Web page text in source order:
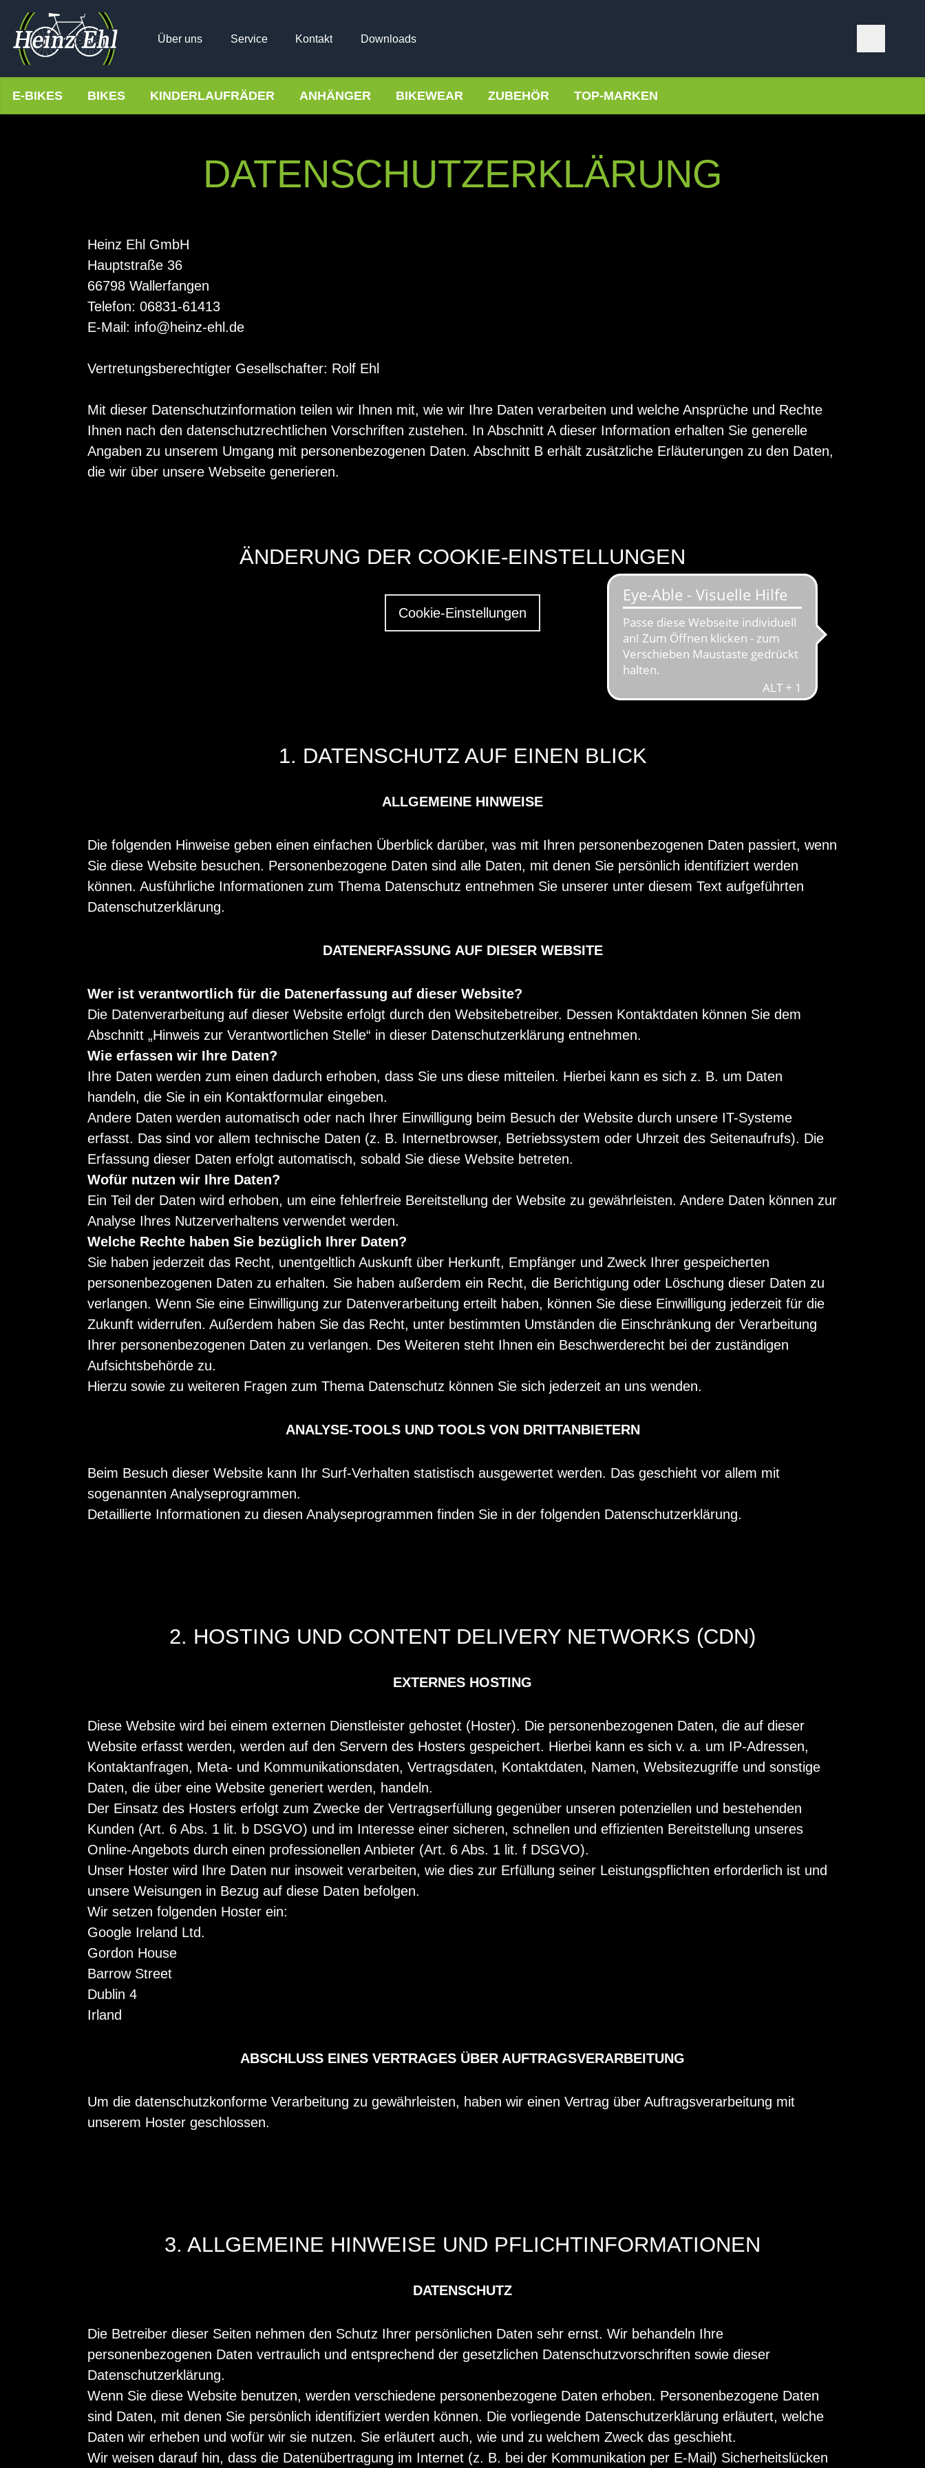
Über uns Service Kontakt Downloads
E-BIKES BIKES KINDERLAUFRÄDER ANHÄNGER BIKEWEAR ZUBEHÖR TOP-MARKEN
DATENSCHUTZ­ERKLÄRUNG
Heinz Ehl GmbH
Hauptstraße 36
66798 Wallerfangen
Telefon: 06831-61413
E-Mail: info@heinz-ehl.de
Vertretungsberechtigter Gesellschafter: Rolf Ehl
Mit dieser Datenschutzinformation teilen wir Ihnen mit, wie wir Ihre Daten verarbeiten und welche Ansprüche und Rechte
Ihnen nach den datenschutzrechtlichen Vorschriften zustehen. In Abschnitt A dieser Information erhalten Sie generelle
Angaben zu unserem Umgang mit personenbezogenen Daten. Abschnitt B erhält zusätzliche Erläuterungen zu den Daten,
die wir über unsere Webseite generieren.
ÄNDERUNG DER COOKIE-EINSTELLUNGEN
Cookie-Einstellungen
1. DATENSCHUTZ AUF EINEN BLICK
ALLGEMEINE HINWEISE
Die folgenden Hinweise geben einen einfachen Überblick darüber, was mit Ihren personenbezogenen Daten passiert, wenn
Sie diese Website besuchen. Personenbezogene Daten sind alle Daten, mit denen Sie persönlich identifiziert werden
können. Ausführliche Informationen zum Thema Datenschutz entnehmen Sie unserer unter diesem Text aufgeführten
Datenschutzerklärung.
DATENERFASSUNG AUF DIESER WEBSITE
Wer ist verantwortlich für die Datenerfassung auf dieser Website?
Die Datenverarbeitung auf dieser Website erfolgt durch den Websitebetreiber. Dessen Kontaktdaten können Sie dem
Abschnitt „Hinweis zur Verantwortlichen Stelle“ in dieser Datenschutzerklärung entnehmen.
Wie erfassen wir Ihre Daten?
Ihre Daten werden zum einen dadurch erhoben, dass Sie uns diese mitteilen. Hierbei kann es sich z. B. um Daten
handeln, die Sie in ein Kontaktformular eingeben.
Andere Daten werden automatisch oder nach Ihrer Einwilligung beim Besuch der Website durch unsere IT-Systeme
erfasst. Das sind vor allem technische Daten (z. B. Internetbrowser, Betriebssystem oder Uhrzeit des Seitenaufrufs). Die
Erfassung dieser Daten erfolgt automatisch, sobald Sie diese Website betreten.
Wofür nutzen wir Ihre Daten?
Ein Teil der Daten wird erhoben, um eine fehlerfreie Bereitstellung der Website zu gewährleisten. Andere Daten können zur
Analyse Ihres Nutzerverhaltens verwendet werden.
Welche Rechte haben Sie bezüglich Ihrer Daten?
Sie haben jederzeit das Recht, unentgeltlich Auskunft über Herkunft, Empfänger und Zweck Ihrer gespeicherten
personenbezogenen Daten zu erhalten. Sie haben außerdem ein Recht, die Berichtigung oder Löschung dieser Daten zu
verlangen. Wenn Sie eine Einwilligung zur Datenverarbeitung erteilt haben, können Sie diese Einwilligung jederzeit für die
Zukunft widerrufen. Außerdem haben Sie das Recht, unter bestimmten Umständen die Einschränkung der Verarbeitung
Ihrer personenbezogenen Daten zu verlangen. Des Weiteren steht Ihnen ein Beschwerderecht bei der zuständigen
Aufsichtsbehörde zu.
Hierzu sowie zu weiteren Fragen zum Thema Datenschutz können Sie sich jederzeit an uns wenden.
ANALYSE-TOOLS UND TOOLS VON DRITTANBIETERN
Beim Besuch dieser Website kann Ihr Surf-Verhalten statistisch ausgewertet werden. Das geschieht vor allem mit
sogenannten Analyseprogrammen.
Detaillierte Informationen zu diesen Analyseprogrammen finden Sie in der folgenden Datenschutzerklärung.
2. HOSTING UND CONTENT DELIVERY NETWORKS (CDN)
EXTERNES HOSTING
Diese Website wird bei einem externen Dienstleister gehostet (Hoster). Die personenbezogenen Daten, die auf dieser
Website erfasst werden, werden auf den Servern des Hosters gespeichert. Hierbei kann es sich v. a. um IP-Adressen,
Kontaktanfragen, Meta- und Kommunikationsdaten, Vertragsdaten, Kontaktdaten, Namen, Websitezugriffe und sonstige
Daten, die über eine Website generiert werden, handeln.
Der Einsatz des Hosters erfolgt zum Zwecke der Vertragserfüllung gegenüber unseren potenziellen und bestehenden
Kunden (Art. 6 Abs. 1 lit. b DSGVO) und im Interesse einer sicheren, schnellen und effizienten Bereitstellung unseres
Online-Angebots durch einen professionellen Anbieter (Art. 6 Abs. 1 lit. f DSGVO).
Unser Hoster wird Ihre Daten nur insoweit verarbeiten, wie dies zur Erfüllung seiner Leistungspflichten erforderlich ist und
unsere Weisungen in Bezug auf diese Daten befolgen.
Wir setzen folgenden Hoster ein:
Google Ireland Ltd.
Gordon House
Barrow Street
Dublin 4
Irland
ABSCHLUSS EINES VERTRAGES ÜBER AUFTRAGSVERARBEITUNG
Um die datenschutzkonforme Verarbeitung zu gewährleisten, haben wir einen Vertrag über Auftragsverarbeitung mit
unserem Hoster geschlossen.
3. ALLGEMEINE HINWEISE UND PFLICHTINFORMATIONEN
DATENSCHUTZ
Die Betreiber dieser Seiten nehmen den Schutz Ihrer persönlichen Daten sehr ernst. Wir behandeln Ihre
personenbezogenen Daten vertraulich und entsprechend der gesetzlichen Datenschutzvorschriften sowie dieser
Datenschutzerklärung.
Wenn Sie diese Website benutzen, werden verschiedene personenbezogene Daten erhoben. Personenbezogene Daten
sind Daten, mit denen Sie persönlich identifiziert werden können. Die vorliegende Datenschutzerklärung erläutert, welche
Daten wir erheben und wofür wir sie nutzen. Sie erläutert auch, wie und zu welchem Zweck das geschieht.
Wir weisen darauf hin, dass die Datenübertragung im Internet (z. B. bei der Kommunikation per E-Mail) Sicherheitslücken